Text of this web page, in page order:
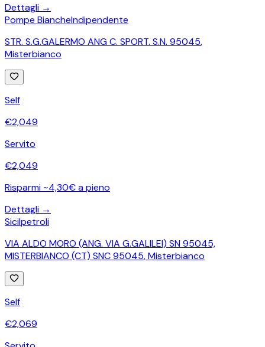
Dettagli →
Pompe BiancheIndipendente
STR. S.G.GALERMO ANG C. SPORT. S.N. 95045,
Misterbianco
Self
€2,049
Servito
€2,049
Risparmi ~4,30€ a pieno
Dettagli →
Sicilpetroli
VIA ALDO MORO (ANG. VIA G.GALILEI) SN 95045,
MISTERBIANCO (CT) SNC 95045,Misterbianco
Self
€2,069